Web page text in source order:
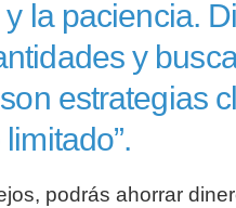
la paciencia.
y
estrategias
podrás ahorrar